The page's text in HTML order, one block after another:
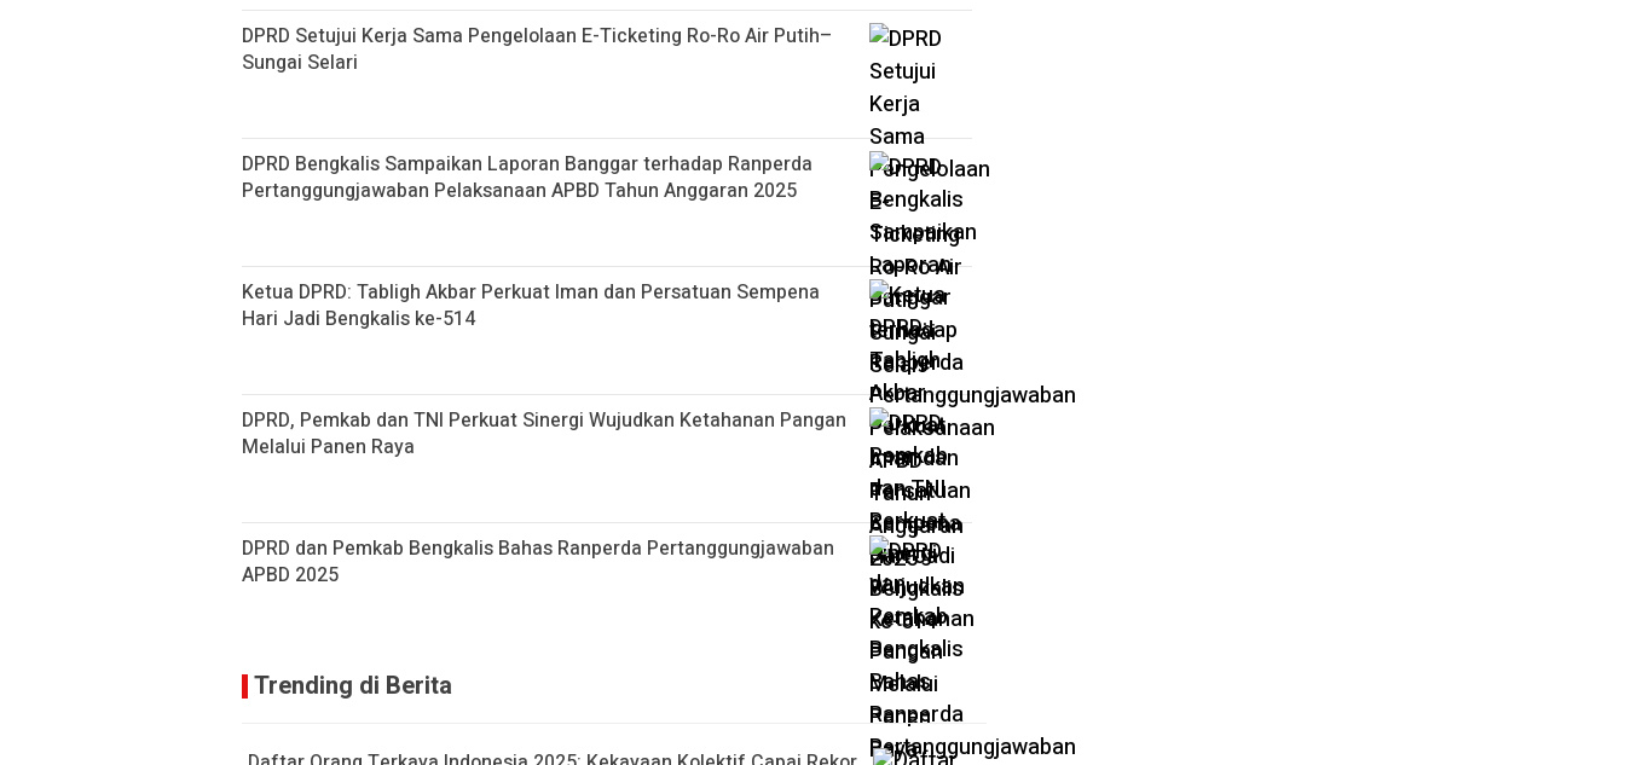
DPRD Setujui Kerja Sama Pengelolaan E-Ticketing Ro-Ro Air Putih–
Sungai Selari
DPRD Bengkalis Sampaikan Laporan Banggar terhadap Ranperda
Pertanggungjawaban Pelaksanaan APBD Tahun Anggaran 2025
Ketua DPRD: Tabligh Akbar Perkuat Iman dan Persatuan Sempena
Hari Jadi Bengkalis ke-514
DPRD, Pemkab dan TNI Perkuat Sinergi Wujudkan Ketahanan Pangan
Melalui Panen Raya
DPRD dan Pemkab Bengkalis Bahas Ranperda Pertanggungjawaban
APBD 2025
Trending di Berita